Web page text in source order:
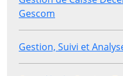
Gescom
Gestion, Suivi et